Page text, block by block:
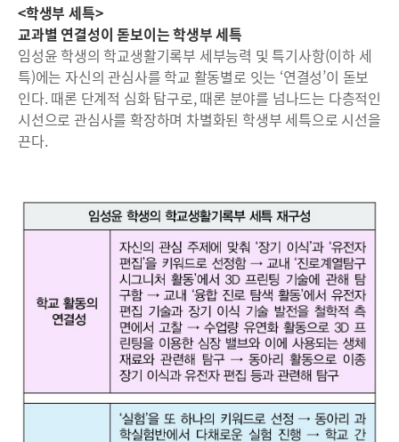
<학생부 세특>
교과별 연결성이 돋보이는 학생부 세특
임성윤 학생의 학교생활기록부 세부능력 및 특기사항(이하 세
특)에는 자신의 관심사를 학교 활동별로 잇는 ‘연결성’이 돋보
인다. 때론 단계적 심화 탐구로, 때론 분야를 넘나드는 다층적인
시선으로 관심사를 확장하며 차별화된 학생부 세특으로 시선을
끈다.